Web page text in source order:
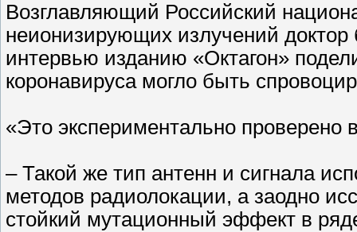
Возглавляющий Российский
неионизирующих излучений доктор
интервью изданию «Октагон»
коронавируса могло быть
«Это экспериментально
– Такой же тип антенн и сигнала
методов радиолокации, а заодно
стойкий мутационный эффект в